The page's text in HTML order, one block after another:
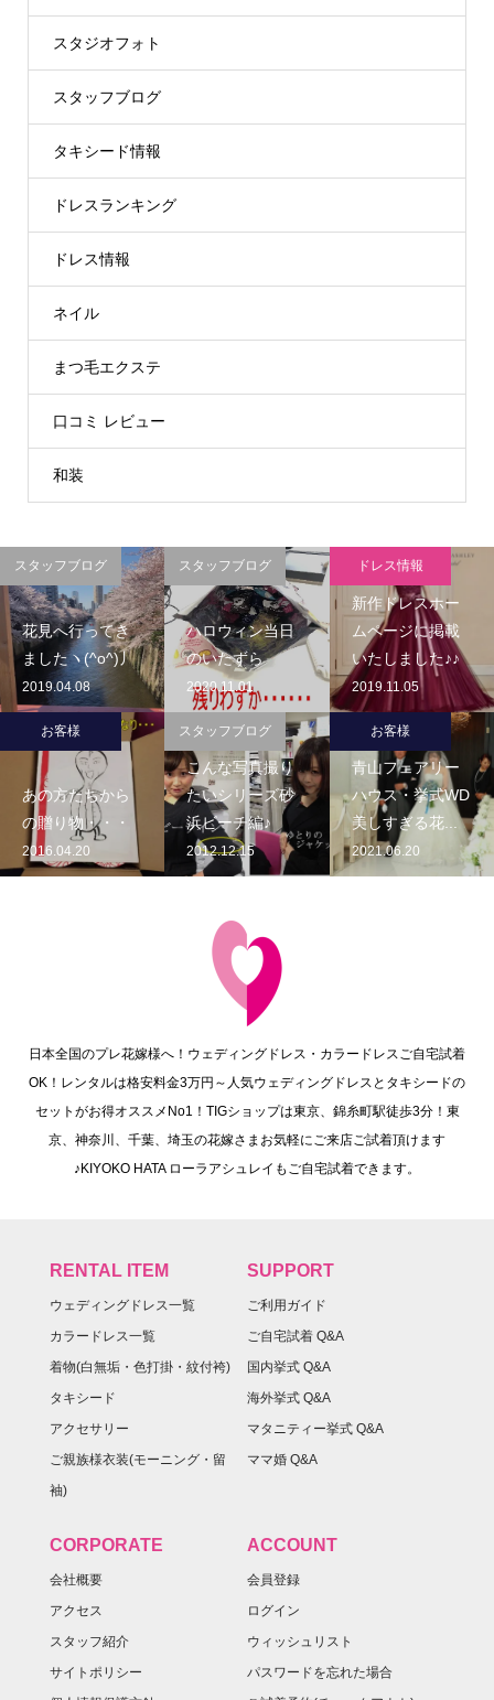
スタジオフォト
スタッフブログ
タキシード情報
ドレスランキング
ドレス情報
ネイル
まつ毛エクステ
口コミ レビュー
和装
花見へ行ってき
ましたヽ(^o^)丿
2019.04.08
スタッフブログ
ハロウィン当日
のいたずら
2020.11.01
スタッフブログ
新作ドレスホー
ムページに掲載
いたしました♪♪
2019.11.05
ドレス情報
あの方たちから
の贈り物・・・
2016.04.20
お客様
こんな写真撮り
たいシリーズ砂
浜ビーチ編♪
2012.12.15
スタッフブログ
青山フェアリー
ハウス・挙式WD
美しすぎる花...
2021.06.20
お客様
日本全国のプレ花嫁様へ！ウェディングドレス・カラードレスご自宅試着
OK！レンタルは格安料金3万円～人気ウェディングドレスとタキシードの
セットがお得オススメNo1！TIGショップは東京、錦糸町駅徒歩3分！東
京、神奈川、千葉、埼玉の花嫁さまお気軽にご来店ご試着頂けます
♪KIYOKO HATA ローラアシュレイもご自宅試着できます。
RENTAL ITEM
ウェディングドレス一覧
カラードレス一覧
着物(白無垢・色打掛・紋付袴)
タキシード
アクセサリー
ご親族様衣装(モーニング・留
袖)
SUPPORT
ご利用ガイド
ご自宅試着 Q&A
国内挙式 Q&A
海外挙式 Q&A
マタニティー挙式 Q&A
ママ婚 Q&A
CORPORATE
会社概要
アクセス
スタッフ紹介
サイトポリシー
ACCOUNT
会員登録
ログイン
ウィッシュリスト
パスワードを忘れた場合